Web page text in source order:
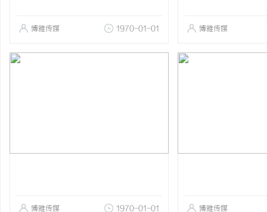
博雅传媒 1970-01-01 博雅传媒
博雅传媒 1970-01-01 博雅传媒